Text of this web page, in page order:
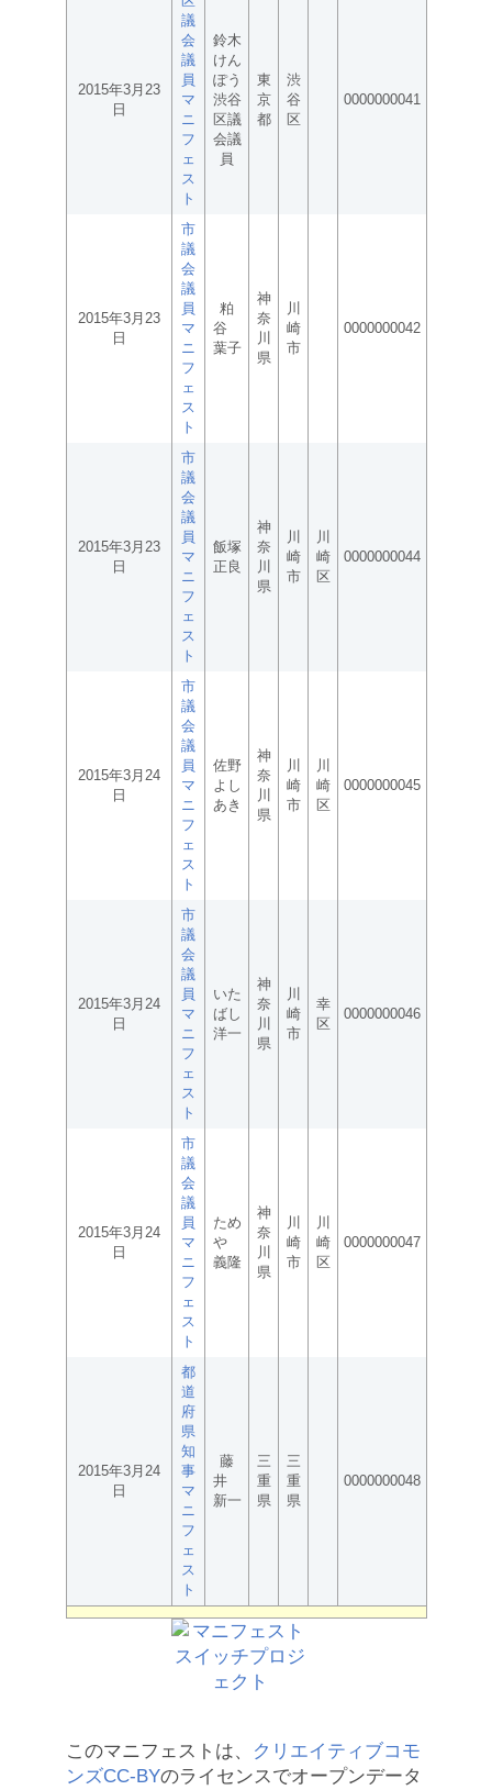
2015年3月23
日
議
会
議
員
マ
ニ
フ
ェ
ス
ト
鈴木
けん
ぽう
渋谷
区議
会議
員
東
京
都
渋
谷
区
0000000041
2015年3月23
日
市
議
会
議
員
マ
ニ
フ
ェ
ス
ト
粕
谷
葉子
神
奈
川
県
川
崎
市
0000000042
2015年3月23
日
市
議
会
議
員
マ
ニ
フ
ェ
ス
ト
飯塚
正良
神
奈
川
県
川
崎
市
川
崎
区
0000000044
2015年3月24
日
市
議
会
議
員
マ
ニ
フ
ェ
ス
ト
佐野
よし
あき
神
奈
川
県
川
崎
市
川
崎
区
0000000045
2015年3月24
日
市
議
会
議
員
マ
ニ
フ
ェ
ス
ト
いた
ばし
洋一
神
奈
川
県
川
崎
市
幸
区
0000000046
2015年3月24
日
市
議
会
議
員
マ
ニ
フ
ェ
ス
ト
ため
や
義隆
神
奈
川
県
川
崎
市
川
崎
区
0000000047
2015年3月24
日
都
道
府
県
知
事
マ
ニ
フ
ェ
ス
ト
藤
井
新一
三
重
県
三
重
県
0000000048
このマニフェストは、
クリエイティブコモ
ンズCC-BYのライセンスでオープンデータ